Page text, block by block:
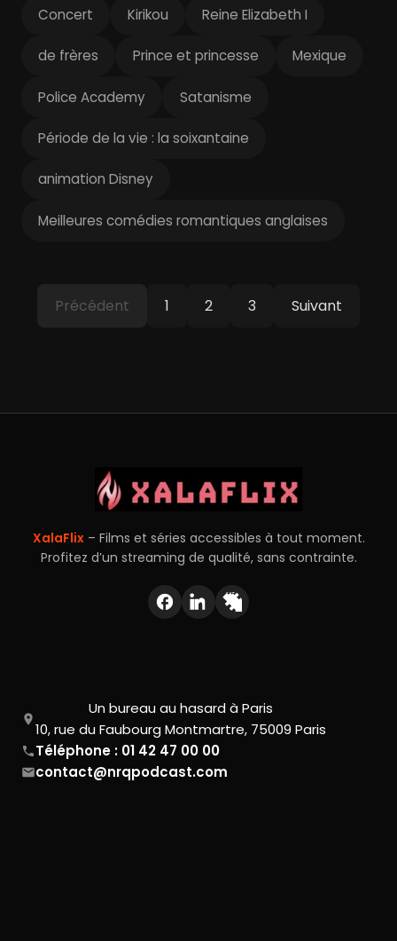
Concert Kirikou Reine Elizabeth I
de frères Prince et princesse Mexique
Police Academy Satanisme
Période de la vie : la soixantaine
animation Disney
Meilleures comédies romantiques anglaises
Précédent 1 2 3 Suivant
XalaFlix– Films et séries accessibles à tout moment.
Profitez d’un streaming de qualité, sans contrainte.
Un bureau au hasard à Paris
10, rue du Faubourg Montmartre, 75009 Paris
Téléphone : 01 42 47 00 00
contact@nrqpodcast.com